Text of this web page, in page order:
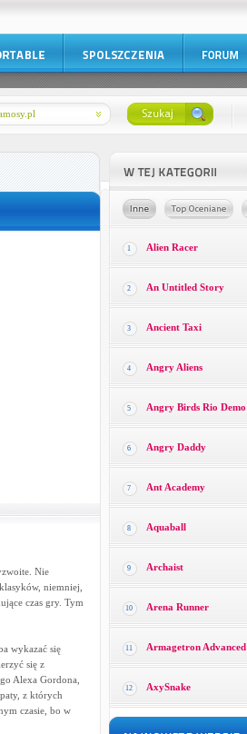
Nie
niemniej,
czas gry. Tym
wykazać się
się z
Alexa Gordona,
z których
czasie, bo w
1 Alien Racer
2 An Untitled Story
3 Ancient Taxi
4 Angry Aliens
5 Angry Birds Rio Demo
6 Angry Daddy
7 Ant Academy
8 Aquaball
9 Archaist
10 Arena Runner
11 Armagetron Advanced
12 AxySnake